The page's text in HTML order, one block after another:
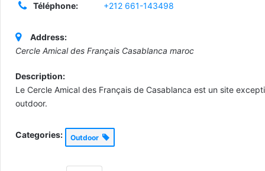
Address:
Cercle Amical des Français Casablanca maroc
Description:
Le Cercle Amical des Français de Casablanca est un site
outdoor.
Categories: Outdoor
Téléphone: +212 661-143498